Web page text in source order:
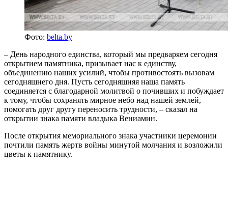
Фото: belta.by
– День народного единства, который мы предваряем сегодня
открытием памятника, призывает нас к единству,
объединению наших усилий, чтобы противостоять вызовам
сегодняшнего дня. Пусть сегодняшняя наша память
соединяется с благодарной молитвой о почивших и побуждает
к тому, чтобы сохранять мирное небо над нашей землей,
помогать друг другу переносить трудности, – сказал на
открытии знака памяти владыка Вениамин.
После открытия мемориального знака участники церемонии
почтили память жертв войны минутой молчания и возложили
цветы к памятнику.